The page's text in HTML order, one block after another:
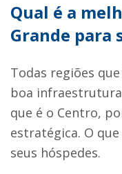
Qual é a
Grande para
Todas regiões
boa
que é o Centro,
estratégica. O
seus hóspedes.